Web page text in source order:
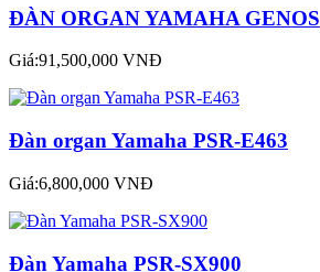
ĐÀN ORGAN YAMAHA GENOS
Giá:91,500,000 VNĐ
Đàn organ Yamaha PSR-E463
Giá:6,800,000 VNĐ
Đàn Yamaha PSR-SX900